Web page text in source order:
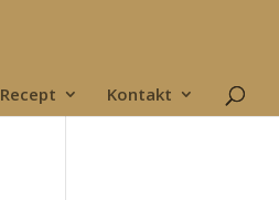
Recept Kontakt